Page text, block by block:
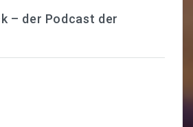
– der Podcast der